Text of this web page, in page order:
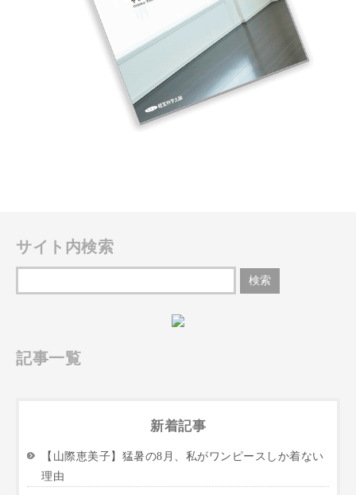
サイト内検索
記事一覧
新着記事
【山際恵美子】猛暑の8月、私がワンピースしか着ない
理由